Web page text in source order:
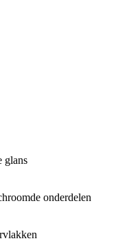
glans
onderdelen